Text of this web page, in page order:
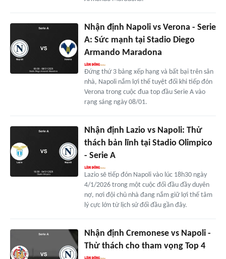
Nhận định Napoli vs Verona - Serie
A: Sức mạnh tại Stadio Diego
Armando Maradona
Đứng thứ 3 bảng xếp hạng và bất bại trên sân
nhà, Napoli nắm lợi thế tuyệt đối khi tiếp đón
Verona trong cuộc đua top đầu Serie A vào
rạng sáng ngày 08/01.
Nhận định Lazio vs Napoli: Thử
thách bản lĩnh tại Stadio Olimpico
- Serie A
Lazio sẽ tiếp đón Napoli vào lúc 18h30 ngày
4/1/2026 trong một cuộc đối đầu đầy duyên
nợ, nơi đội chủ nhà đang nắm giữ lợi thế tâm
lý cực lớn từ lịch sử đối đầu gần đây.
Nhận định Cremonese vs Napoli -
Thử thách cho tham vọng Top 4